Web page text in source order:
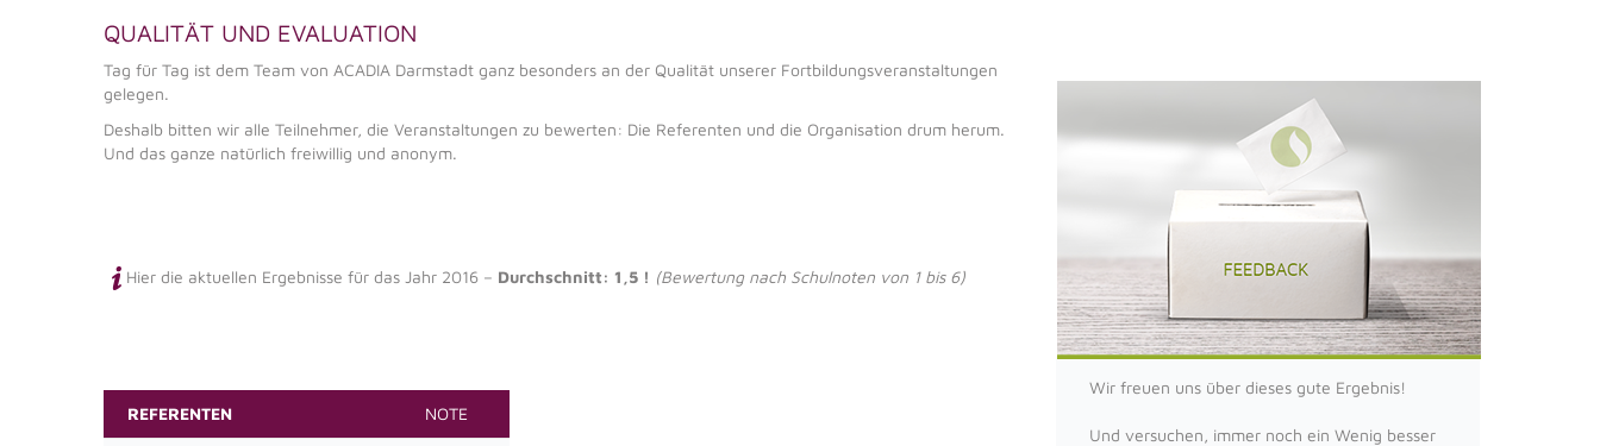
QUALITÄT UND EVALUATION
Tag für Tag ist dem Team von ACADIA Darmstadt ganz besonders an der Qualität unserer Fortbildungsveranstaltungen
gelegen.
Deshalb bitten wir alle Teilnehmer, die Veranstaltungen zu bewerten: Die Referenten und die Organisation drum herum.
Und das ganze natürlich freiwillig und anonym.
Hier die aktuellen Ergebnisse für das Jahr 2016 – Durchschnitt: 1,5 ! (Bewertung nach Schulnoten von 1 bis 6)
REFERENTEN NOTE
Wir freuen uns über dieses gute Ergebnis!
Und versuchen, immer noch ein Wenig besser